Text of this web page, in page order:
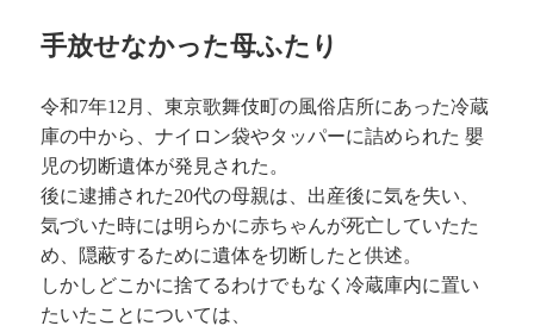
手放せなかった母ふたり
令和7年12月、東京歌舞伎町の風俗店所にあった冷蔵
庫の中から、ナイロン袋やタッパーに詰められた 嬰
児の切断遺体が発見された。
後に逮捕された20代の母親は、出産後に気を失い、
気づいた時には明らかに赤ちゃんが死亡していたた
め、隠蔽するために遺体を切断したと供述。
しかしどこかに捨てるわけでもなく冷蔵庫内に置い
たいたことについては、